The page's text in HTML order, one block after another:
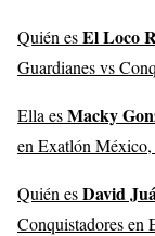
Quién esEl Loco
Guardianes vs
Ella esMacky
en Exatlón
Quién esDavid
Conquistadores